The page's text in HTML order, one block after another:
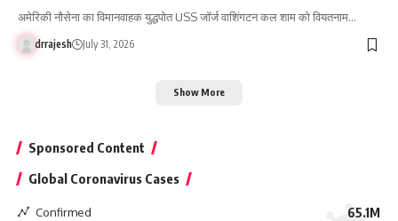
अमेरिकी नौसेना का विमानवाहक युद्धपोत USS जॉर्ज वाशिंगटन कल शाम को वियतनाम…
drrajesh July 31, 2026
Show More
Sponsored Content
Global Coronavirus Cases
Confirmed 65.1M